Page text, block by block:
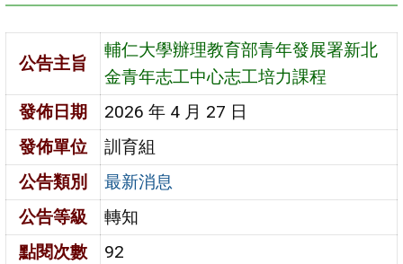
區
公告主旨
輔仁大學辦理教育部青年發展署新北
金青年志工中心志工培力課程
發佈日期
2026 年 4 月 27 日
發佈單位
訓育組
公告類別
最新消息
公告等級
轉知
點閱次數
92